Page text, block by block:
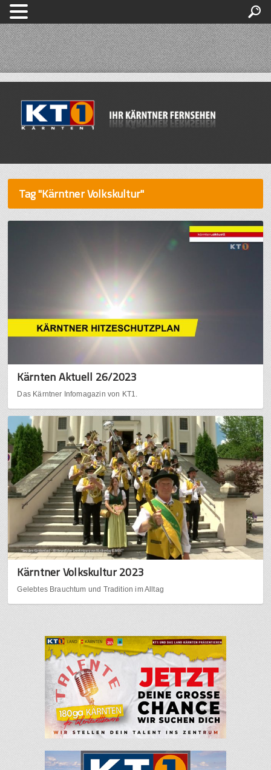
Tag "Kärntner Volkskultur"
Kärnten Aktuell 26/2023
Das Kärntner Infomagazin von KT1.
Kärntner Volkskultur 2023
Gelebtes Brauchtum und Tradition im Alltag